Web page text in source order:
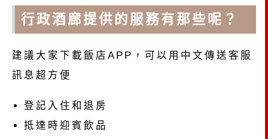
行政酒廊提供的服務有那些呢？
建議大家下載飯店APP，可以用中文傳送客服
訊息超方便
登記入住和退房
抵達時迎賓飲品